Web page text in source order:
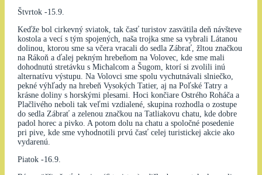
Štvrtok -15.9.
Keďže bol cirkevný sviatok, tak časť turistov zasvätila deň návšteve
kostola a vecí s tým spojených, naša trojka sme sa vybrali Látanou
dolinou, ktorou sme sa včera vracali do sedla Zábrať, žltou značkou
na Rákoň a ďalej pekným hrebeňom na Volovec, kde sme mali
dohodnutú stretávku s Michalcom a Šugom, ktorí si zvolili inú
alternatívu výstupu. Na Volovci sme spolu vychutnávali slniečko,
pekné výhľady na hrebeň Vysokých Tatier, aj na Poľské Tatry a
krásne doliny s horskými plesami. Hoci končiare Ostrého Roháča a
Plačlivého neboli tak veľmi vzdialené, skupina rozhodla o zostupe
do sedla Zábrať a zelenou značkou na Tatliakovu chatu, kde dobre
padol horec a pivko. A potom dolu na chatu a spoločné posedenie
pri pive, kde sme vyhodnotili prvú časť celej turistickej akcie ako
vydarenú.
Piatok -16.9.